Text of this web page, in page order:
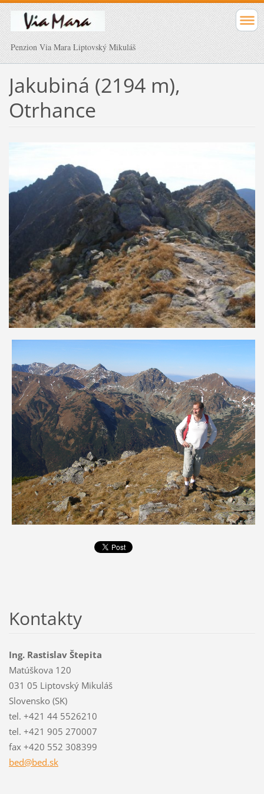
Penzion Via Mara Liptovský Mikuláš
Jakubiná (2194 m),
Otrhance
Kontakty
Ing. Rastislav Štepita
Matúškova 120
031 05 Liptovský Mikuláš
Slovensko (SK)
tel. +421 44 5526210
tel. +421 905 270007
fax +420 552 308399
bed@bed.sk